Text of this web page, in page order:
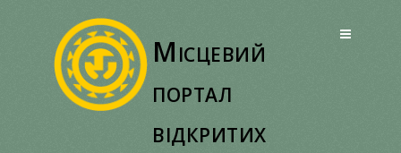
Місцевий
портал
відкритих